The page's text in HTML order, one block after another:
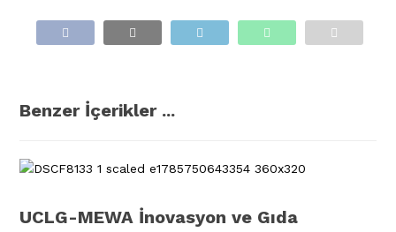
Benzer İçerikler ...
UCLG-MEWA İnovasyon ve Gıda